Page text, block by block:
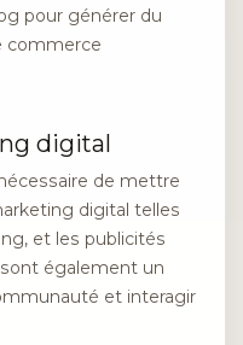
pour générer du
commerce
digital
de mettre
digital telles
et les publicités
également un
et interagir